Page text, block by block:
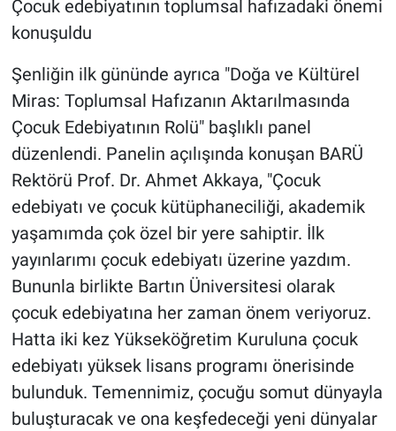
Çocuk edebiyatının toplumsal hafızadaki önemi
konuşuldu
Şenliğin ilk gününde ayrıca "Doğa ve Kültürel
Miras: Toplumsal Hafızanın Aktarılmasında
Çocuk Edebiyatının Rolü" başlıklı panel
düzenlendi. Panelin açılışında konuşan BARÜ
Rektörü Prof. Dr. Ahmet Akkaya, "Çocuk
edebiyatı ve çocuk kütüphaneciliği, akademik
yaşamımda çok özel bir yere sahiptir. İlk
yayınlarımı çocuk edebiyatı üzerine yazdım.
Bununla birlikte Bartın Üniversitesi olarak
çocuk edebiyatına her zaman önem veriyoruz.
Hatta iki kez Yükseköğretim Kuruluna çocuk
edebiyatı yüksek lisans programı önerisinde
bulunduk. Temennimiz, çocuğu somut dünyayla
buluşturacak ve ona keşfedeceği yeni dünyalar